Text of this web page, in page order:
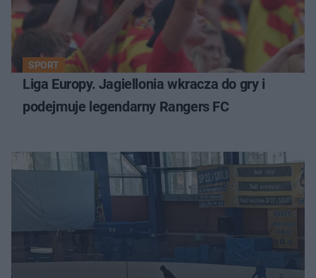
SPORT
Liga Europy. Jagiellonia wkracza do gry i
podejmuje legendarny Rangers FC